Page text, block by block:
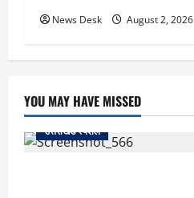
News Desk August 2, 2026
YOU MAY HAVE MISSED
उत्तराखंड स्पेशल